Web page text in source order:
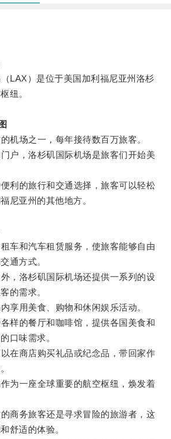
）是位于美国加利福尼亚州洛杉
纽。
场之一，每年接待数百万旅客。
，洛杉矶国际机场是旅客们开始美
的旅行和交通选择，旅客可以轻松
尼亚州的其他地方。
和汽车租赁服务，使旅客能够自由
通方式。
洛杉矶国际机场还提供一系列的设
的需求。
用美食、购物和休闲娱乐活动。
的餐厅和咖啡馆，提供各国美食和
口味需求。
商店购买礼品或纪念品，带回家作
一座全球重要的航空枢纽，焕发着
务旅客还是寻求冒险的旅游者，这
舒适的体验。